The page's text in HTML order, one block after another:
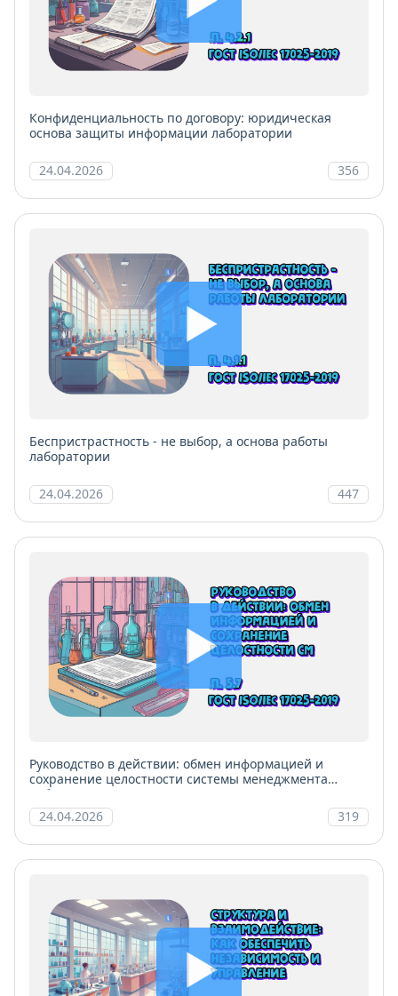
Конфиденциальность по договору: юридическая
основа защиты информации лаборатории
24.04.2026 356
Беспристрастность - не выбор, а основа работы
лаборатории
24.04.2026 447
Руководство в действии: обмен информацией и
сохранение целостности системы менеджмента
лаборатории
24.04.2026
319